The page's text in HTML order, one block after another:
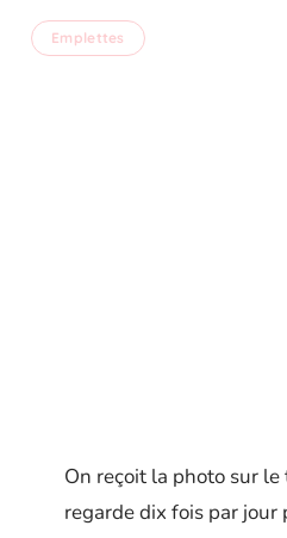
Emplettes
On reçoit la photo sur
regarde dix fois par jour